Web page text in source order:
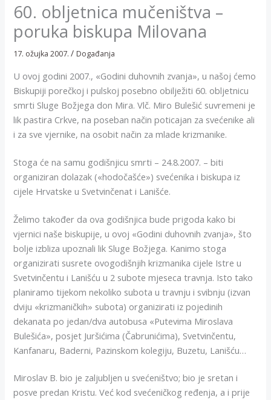
60. obljetnica mučeništva –
poruka biskupa Milovana
17. ožujka 2007./ Događanja
U ovoj godini 2007., «Godini duhovnih zvanja», u našoj ćemo
Biskupiji porečkoj i pulskoj posebno obilježiti 60. obljetnicu
smrti Sluge Božjega don Mira. Vlč. Miro Bulešić suvremeni je
lik pastira Crkve, na poseban način poticajan za svećenike ali
i za sve vjernike, na osobit način za mlade krizmanike.
Stoga će na samu godišnjicu smrti – 24.8.2007. – biti
organiziran dolazak («hodočašće») svećenika i biskupa iz
cijele Hrvatske u Svetvinčenat i Lanišće.
Želimo također da ova godišnjica bude prigoda kako bi
vjernici naše biskupije, u ovoj «Godini duhovnih zvanja», što
bolje izbliza upoznali lik Sluge Božjega. Kanimo stoga
organizirati susrete ovogodišnjih krizmanika cijele Istre u
Svetvinčentu i Lanišću u 2 subote mjeseca travnja. Isto tako
planiramo tijekom nekoliko subota u travnju i svibnju (izvan
dviju «krizmaničkih» subota) organizirati iz pojedinih
dekanata po jedan/dva autobusa «Putevima Miroslava
Bulešića», posjet Juršićima (Čabrunićima), Svetvinčentu,
Kanfanaru, Baderni, Pazinskom kolegiju, Buzetu, Lanišću…
Miroslav B. bio je zaljubljen u svećeništvo; bio je sretan i
posve predan Kristu. Već kod svećeničkog ređenja, a i prije